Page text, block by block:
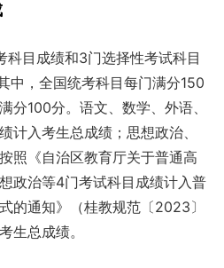
目成绩和3门选择性考试科目
中，全国统考科目每门满分150
分100分。语文、数学、外语、
计入考生总成绩；思想政治、
照《自治区教育厅关于普通高
政治等4门考试科目成绩计入普
的通知》（桂教规范〔2023〕
生总成绩。